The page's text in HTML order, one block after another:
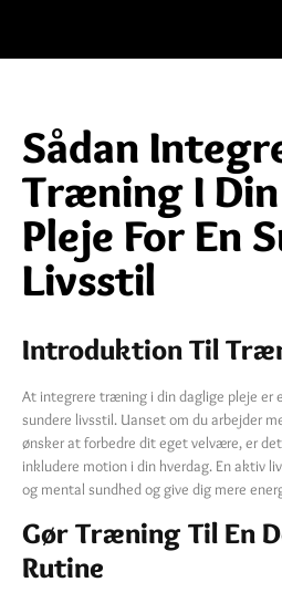
Sådan
Træning I
Pleje For En
Livsstil
Introduktion Til
At integrere træning i din daglige pleje er
sundere livsstil. Uanset om du arbejder
ønsker at forbedre dit eget velvære, er
inkludere motion i din hverdag. En aktiv
og mental sundhed og give dig mere
Gør Træning Til En
Rutine